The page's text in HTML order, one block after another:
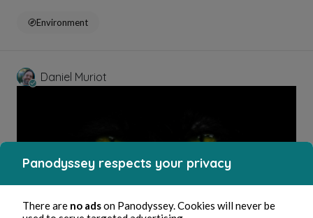
Environment
Daniel Muriot
Panodyssey respects your privacy
There are no adson Panodyssey. Cookies will never be